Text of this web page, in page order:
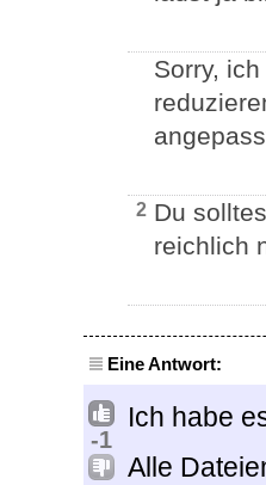
Sorry,
2 Du
reichlich
Eine Antwort:
-1
Ich habe
Alle